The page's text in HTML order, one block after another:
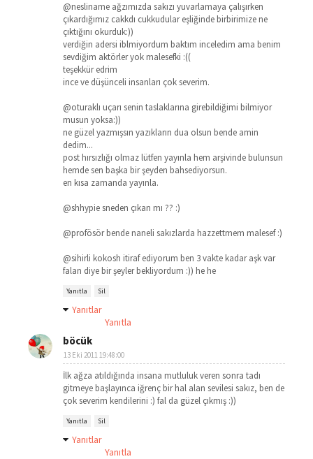
@nesliname ağzımızda sakızı yuvarlamaya çalışırken
çıkardığımız cakkdı cukkudular eşliğinde birbirimize ne
çıktığını okurduk:))
verdiğin adersi iblmiyordum baktım inceledim ama benim
sevdiğim aktörler yok malesefki :((
teşekkür edrim
ince ve düşünceli insanları çok severim.
@oturaklı uçarı senin taslaklarına girebildiğimi bilmiyor
musun yoksa:))
ne güzel yazmışsın yazıkların dua olsun bende amin
dedim...
post hırsızlığı olmaz lütfen yayınla hem arşivinde bulunsun
hemde sen başka bir şeyden bahsediyorsun.
en kısa zamanda yayınla.
@shhypie sneden çıkan mı ?? :)
@profösör bende naneli sakızlarda hazzettmem malesef :)
@sihirli kokosh itiraf ediyorum ben 3 vakte kadar aşk var
falan diye bir şeyler bekliyordum :)) he he
Yanıtla Sil
Yanıtlar
Yanıtla
böcük
13 Eki 2011 19:48:00
İlk ağza atıldığında insana mutluluk veren sonra tadı
gitmeye başlayınca iğrenç bir hal alan sevilesi sakız, ben de
çok severim kendilerini :) fal da güzel çıkmış :))
Yanıtla Sil
Yanıtlar
Yanıtla